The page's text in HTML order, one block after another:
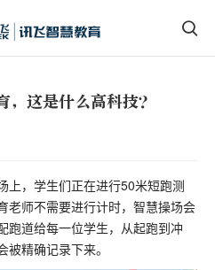
，这是什么高科技？
上，学生们正在进行50米短跑测
老师不需要进行计时，智慧操场会
跑道给每一位学生，从起跑到冲
精确记录下来。